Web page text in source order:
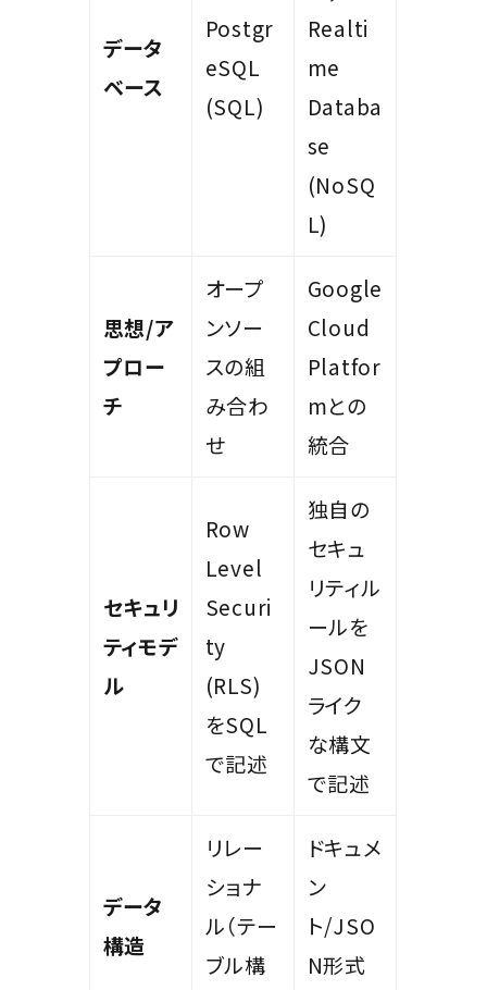
データ
ベース
Postgr
eSQL
(SQL)
Realti
me
Databa
se
(NoSQ
L)
思想/ア
プロー
チ
オープ
ンソー
スの組
み合わ
せ
Google
Cloud
Platfor
mとの
統合
セキュリ
ティモデ
ル
Row
Level
Securi
ty
(RLS)
をSQL
で記述
独自の
セキュ
リティル
ールを
JSON
ライク
な構文
で記述
データ
構造
リレー
ショナ
ル（テー
ブル構
ドキュメ
ン
ト/JSO
N形式